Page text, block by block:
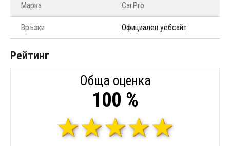
Марка CarPro
Връзки Официален уебсайт
Рейтинг
Обща оценка
100 %